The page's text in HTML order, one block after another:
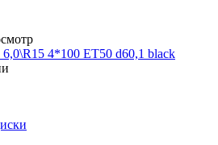
4*100 ET50 d60,1 black